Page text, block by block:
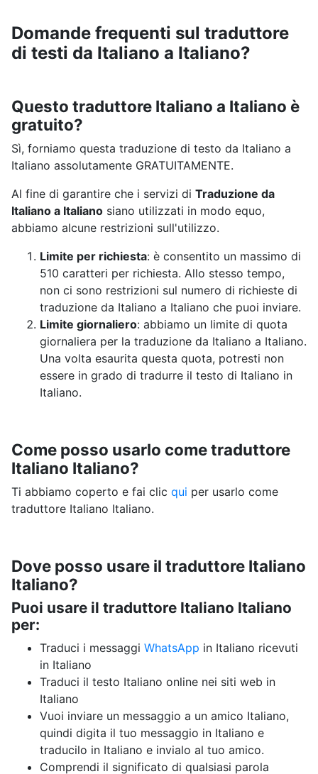
Domande frequenti sul traduttore
di testi da Italiano a Italiano?
Questo traduttore Italiano a Italiano è
gratuito?
Sì, forniamo questa traduzione di testo da Italiano a
Italiano assolutamente GRATUITAMENTE.
Al fine di garantire che i servizi di Traduzione da
Italiano a Italianosiano utilizzati in modo equo,
abbiamo alcune restrizioni sull'utilizzo.
Limite per richiesta: è consentito un massimo di
510 caratteri per richiesta. Allo stesso tempo,
non ci sono restrizioni sul numero di richieste di
traduzione da Italiano a Italiano che puoi inviare.
Limite giornaliero: abbiamo un limite di quota
giornaliera per la traduzione da Italiano a Italiano.
Una volta esaurita questa quota, potresti non
essere in grado di tradurre il testo di Italiano in
Italiano.
Come posso usarlo come traduttore
Italiano Italiano?
Ti abbiamo coperto e fai clic qui per usarlo come
traduttore Italiano Italiano.
Dove posso usare il traduttore Italiano
Italiano?
Puoi usare il traduttore Italiano Italiano
per:
Traduci i messaggi WhatsApp in Italiano ricevuti
in Italiano
Traduci il testo Italiano online nei siti web in
Italiano
Vuoi inviare un messaggio a un amico Italiano,
quindi digita il tuo messaggio in Italiano e
traducilo in Italiano e invialo al tuo amico.
Comprendi il significato di qualsiasi parola